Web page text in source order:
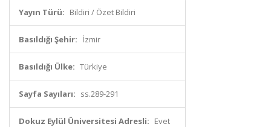
Yayın Türü: Bildiri / Özet Bildiri
Basıldığı Şehir: İzmir
Basıldığı Ülke: Türkiye
Sayfa Sayıları: ss.289-291
Dokuz Eylül Üniversitesi Adresli: Evet